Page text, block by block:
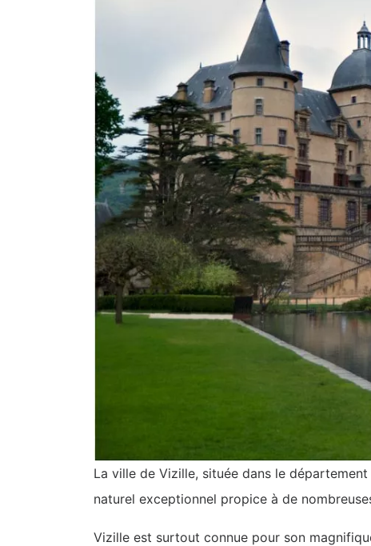
La ville de Vizille, située dans le
naturel exceptionnel propice à de
Vizille est surtout connue pour son